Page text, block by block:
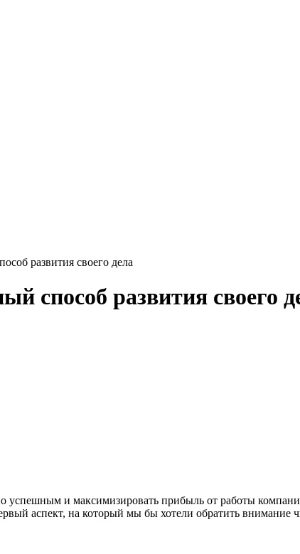
развития своего дела
способ развития своего
успешным и максимизировать прибыль от работы
аспект, на который мы бы хотели обратить внимание